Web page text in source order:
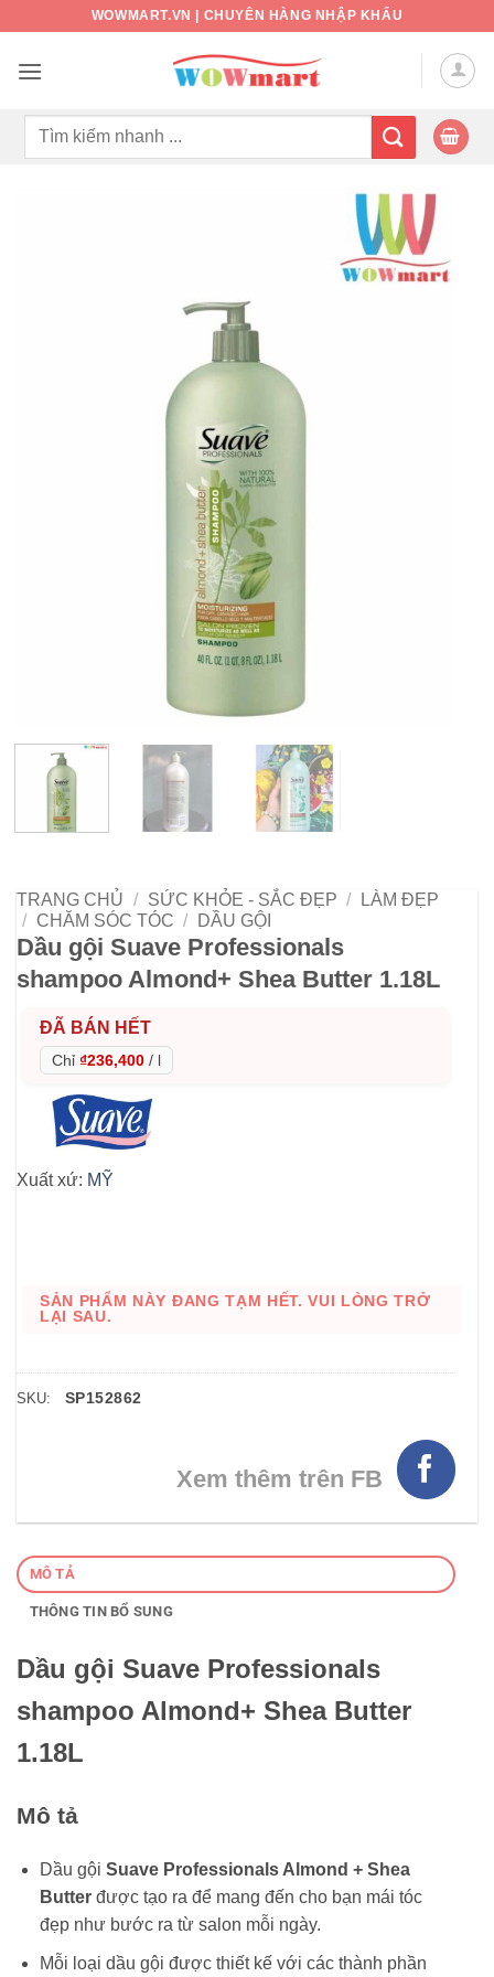
nội
WOWMART.VN | CHUYÊN HÀNG NHẬP KHẨU
Tìm
TRANG CHỦ / SỨC KHỎE - SẮC ĐẸP /
LÀM ĐẸP
/
CHĂM SÓC TÓC / DẦU GỘI
Dầu gội Suave Professionals
shampoo Almond+ Shea Butter 1.18L
ĐÃ BÁN HẾT
Chỉ ₫236,400 / l
Xuất xứ: MỸ
SẢN PHẨM NÀY ĐANG TẠM HẾT. VUI LÒNG TRỞ
LẠI SAU.
SKU: SP152862
Xem thêm trên FB
MÔ TẢ
THÔNG TIN BỔ SUNG
Dầu gội Suave Professionals
shampoo Almond+ Shea Butter
1.18L
Mô tả
Dầu gội Suave Professionals Almond + Shea
Butter được tạo ra để mang đến cho bạn mái tóc
đẹp như bước ra từ salon mỗi ngày.
Mỗi loại dầu gội được thiết kế với các thành phần